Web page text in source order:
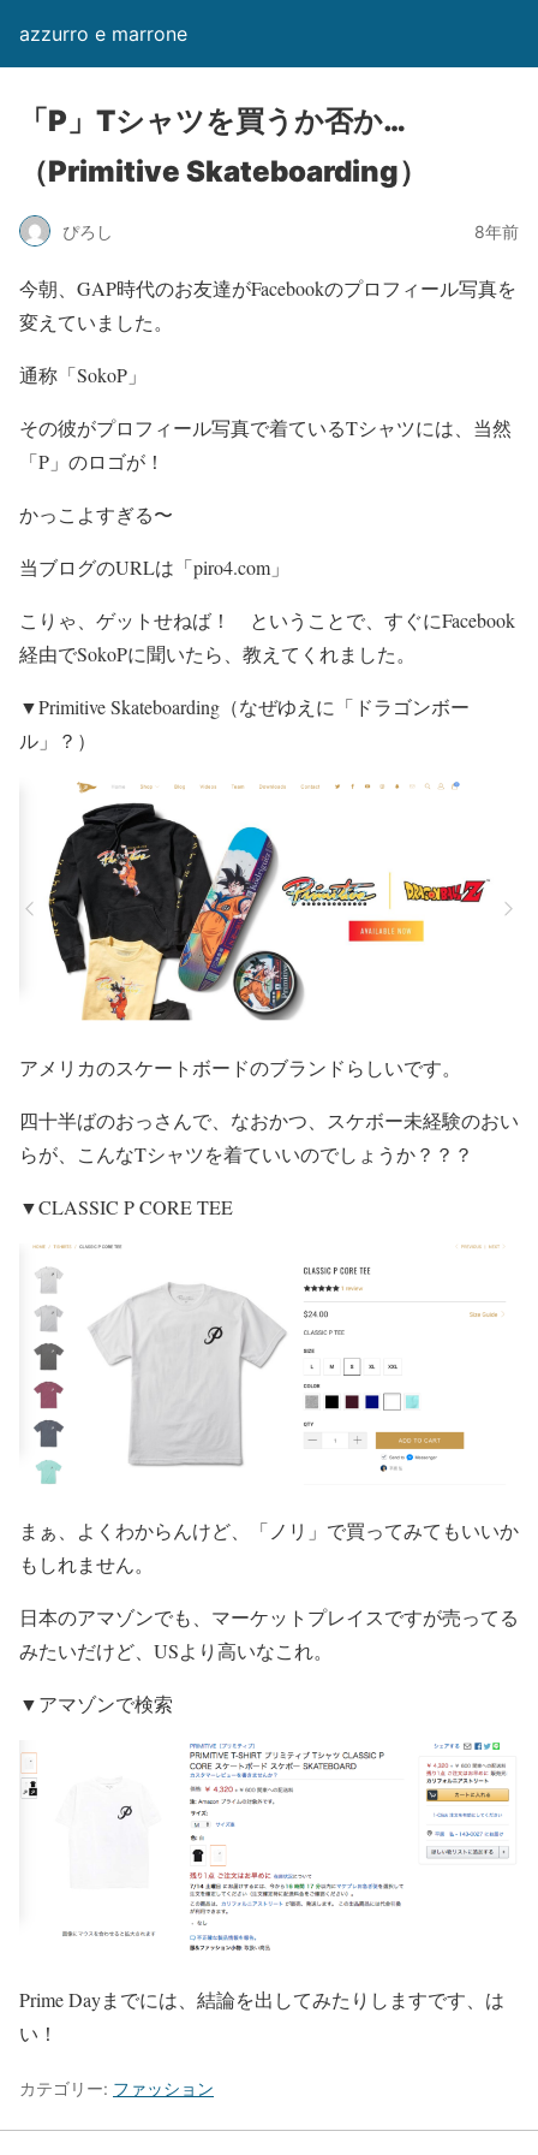
azzurro e marrone
「P」Tシャツを買うか否か…
（Primitive Skateboarding）
ぴろし 8年前
今朝、GAP時代のお友達がFacebookのプロフィール写真を
変えていました。
通称「SokoP」
その彼がプロフィール写真で着ているTシャツには、当然
「P」のロゴが！
かっこよすぎる〜
当ブログのURLは「piro4.com」
こりゃ、ゲットせねば！ ということで、すぐにFacebook
経由でSokoPに聞いたら、教えてくれました。
▼Primitive Skateboarding（なぜゆえに「ドラゴンボー
ル」？）
アメリカのスケートボードのブランドらしいです。
四十半ばのおっさんで、なおかつ、スケボー未経験のおい
らが、こんなTシャツを着ていいのでしょうか？？？
▼CLASSIC P CORE TEE
まぁ、よくわからんけど、「ノリ」で買ってみてもいいか
もしれません。
日本のアマゾンでも、マーケットプレイスですが売ってる
みたいだけど、USより高いなこれ。
▼アマゾンで検索
Prime Dayまでには、結論を出してみたりしますです、は
い！
カテゴリー: ファッション